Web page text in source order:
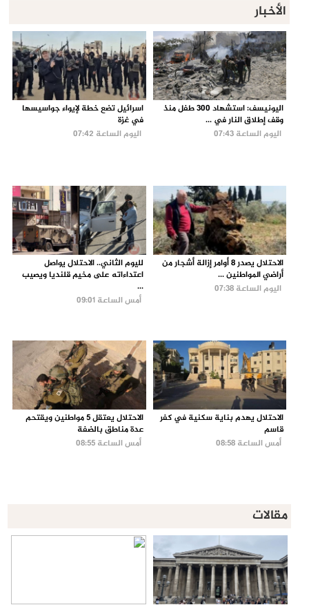
الأخبار
اليونيسف: استشهاد 300 طفل منذ
وقف إطلاق النار في ...
اليوم الساعة 07:43
اسرائيل تضع خطة لإيواء جواسيسها
في غزة
اليوم الساعة 07:42
الاحتلال يصدر 8 أوامر إزالة أشجار من
أراضي المواطنين ...
اليوم الساعة 07:38
لليوم الثاني.. الاحتلال يواصل
اعتداءاته على مخيم قلنديا ويصيب
...
أمس الساعة 09:01
الاحتلال يهدم بناية سكنية في كفر
قاسم
أمس الساعة 08:58
الاحتلال يعتقل 5 مواطنين ويقتحم
عدة مناطق بالضفة
أمس الساعة 08:55
مقالات